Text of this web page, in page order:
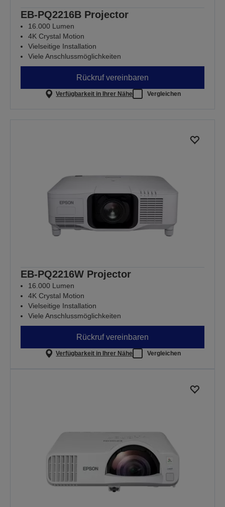
EB-PQ2216B Projector
16.000 Lumen
4K Crystal Motion
Vielseitige Installation
Viele Anschlussmöglichkeiten
Rückruf vereinbaren
Verfügbarkeit in Ihrer Nähe Vergleichen
EB-PQ2216W Projector
16.000 Lumen
4K Crystal Motion
Vielseitige Installation
Viele Anschlussmöglichkeiten
Rückruf vereinbaren
Verfügbarkeit in Ihrer Nähe Vergleichen